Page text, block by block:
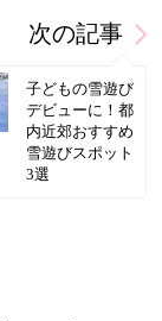
次の記事
子どもの雪遊び
デビューに！都
内近郊おすすめ
雪遊びスポット
3選